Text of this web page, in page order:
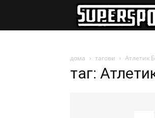
дома тагови Атлетик
таг: